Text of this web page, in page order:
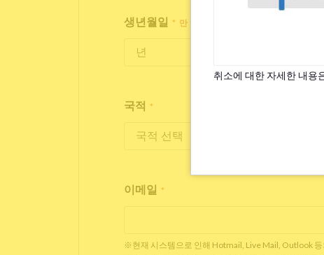
생년월일 * 만 18세~35세까지 입주가 가능합니다
국적 *
이메일 *
※현재 시스템으로 인해 Hotmail, Live Mail, Outlook
취소에 대한 자세한 내용